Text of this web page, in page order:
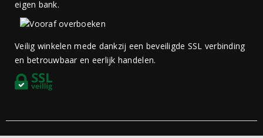
eigen bank.
Veilig winkelen mede dankzij een beveiligde SSL verbinding
en betrouwbaar en eerlijk handelen.